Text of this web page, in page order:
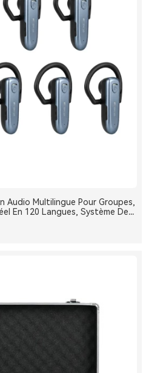
Audio Multilingue Pour Groupes,
En 120 Langues, Système De
One-To-Many, Diffusion